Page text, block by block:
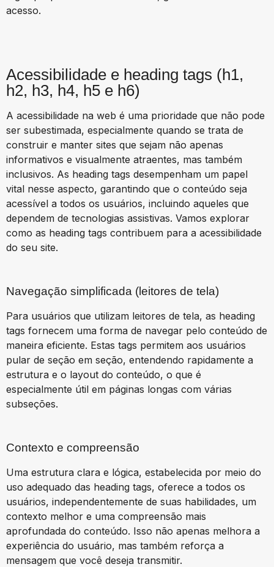
acesso.
Acessibilidade e heading tags (h1,
h2, h3, h4, h5 e h6)
A acessibilidade na web é uma prioridade que não pode
ser subestimada, especialmente quando se trata de
construir e manter sites que sejam não apenas
informativos e visualmente atraentes, mas também
inclusivos. As heading tags desempenham um papel
vital nesse aspecto, garantindo que o conteúdo seja
acessível a todos os usuários, incluindo aqueles que
dependem de tecnologias assistivas. Vamos explorar
como as heading tags contribuem para a acessibilidade
do seu site.
Navegação simplificada (leitores de tela)
Para usuários que utilizam leitores de tela, as heading
tags fornecem uma forma de navegar pelo conteúdo de
maneira eficiente. Estas tags permitem aos usuários
pular de seção em seção, entendendo rapidamente a
estrutura e o layout do conteúdo, o que é
especialmente útil em páginas longas com várias
subseções.
Contexto e compreensão
Uma estrutura clara e lógica, estabelecida por meio do
uso adequado das heading tags, oferece a todos os
usuários, independentemente de suas habilidades, um
contexto melhor e uma compreensão mais
aprofundada do conteúdo. Isso não apenas melhora a
experiência do usuário, mas também reforça a
mensagem que você deseja transmitir.